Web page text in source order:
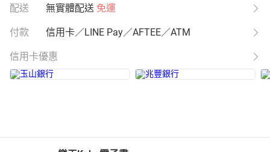
配送 無實體配送 免運
付款 信用卡／LINE Pay／AFTEE／ATM
信用卡優惠